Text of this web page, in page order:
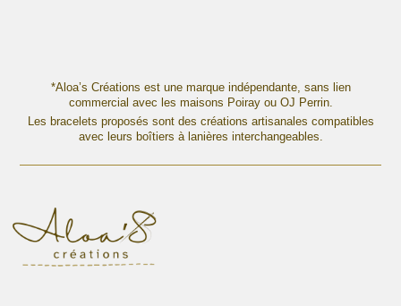
variations.
options
page
variations.
Les
options
peuvent
*Aloa’s Créations est une marque indépendante, sans lien
commercial avec les maisons Poiray ou OJ Perrin.
Les bracelets proposés sont des créations artisanales compatibles
avec leurs boîtiers à lanières interchangeables.